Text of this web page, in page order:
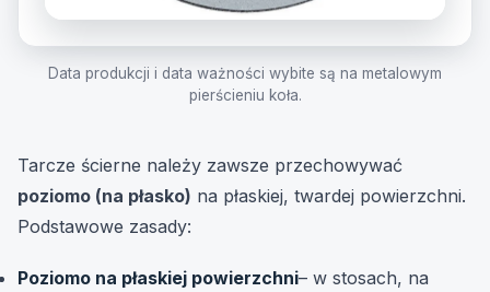
Data produkcji i data ważności wybite są na metalowym
pierścieniu koła.
Tarcze ścierne należy zawsze przechowywać
poziomo (na płasko) na płaskiej, twardej powierzchni.
Podstawowe zasady:
Poziomo na płaskiej powierzchni– w stosach, na